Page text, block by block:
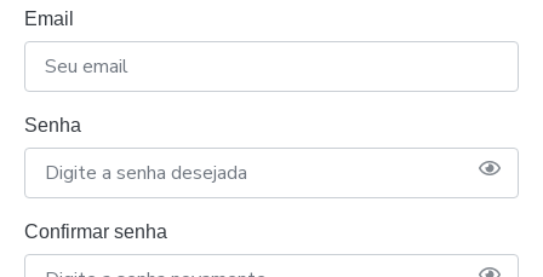
Email
Senha
Confirmar senha